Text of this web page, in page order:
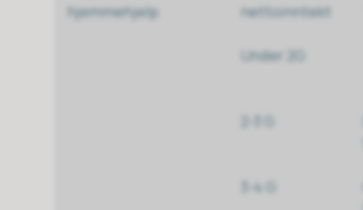
hjemmehjelp
nettoinntekt
Under 2G
3-4 G